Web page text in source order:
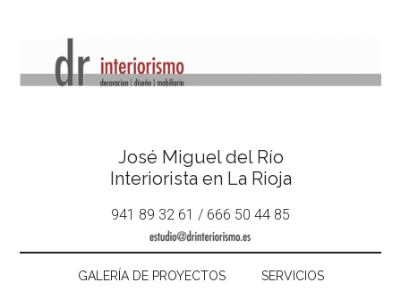
José Miguel del Río
Interiorista en La Rioja
941 89 32 61 / 666 50 44 85
GALERÍA DE PROYECTOS SERVICIOS